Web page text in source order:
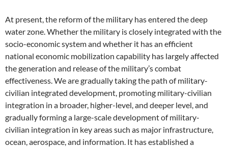
At present, the reform of the military has entered the deep
water zone. Whether the military is closely integrated with the
socio-economic system and whether it has an efficient
national economic mobilization capability has largely affected
the generation and release of the military’s combat
effectiveness. We are gradually taking the path of military-
civilian integrated development, promoting military-civilian
integration in a broader, higher-level, and deeper level, and
gradually forming a large-scale development of military-
civilian integration in key areas such as major infrastructure,
ocean, aerospace, and information. It has established a